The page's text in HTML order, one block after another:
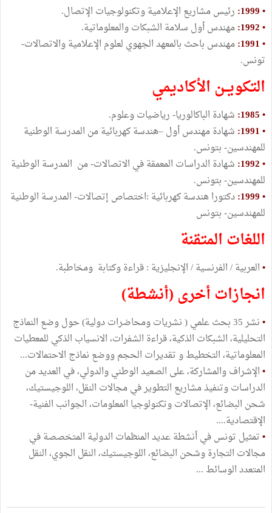
• 1999:
رئيس مشاريع الإعلامية وتكنولوجيات الإتصال.
• 1992:
مهندس أول سلامة الشبكات والمعلوماتية.
• 1991:
مهندس باحث بالمعهد الجهوي لعلوم الإعلامية والاتصالات-
تونس.
التكويــن الأكاديمي
• 1985:
شهادة الباكالوريا- رياضيات وعلوم.
• 1991:
شهادة مهندس أول –هندسة كهربائية من المدرسة الوطنية
للمهندسين- بتونس.
• 1992:
شهادة الدراسات المعمقة في الاتصالات- من المدرسة الوطنية
للمهندسين- بتونس.
• 1999:
دكتورا هندسة كهربائية :اختصاص إتصالات- المدرسة الوطنية
للمهندسين- بتونس
اللغات المتقنة
•العربية / الفرنسية / الإنجليزية : قراءة وكتابة ومخاطبة.
انجازات أخرى (أنشطة)
•
نشر 35 بحث علمي ( نشريات ومحاضرات دولية) حول وضع النماذج
التحليلية، الشبكات الذكية، قراءة الشفرات، الانسياب الذكي للمعطيات
المعلوماتية، التخطيط و تقديرات الحجم ووضع نماذج الاحتمالات...
•الإشراف والمشاركة، على الصعيد الوطني والدولي، في العديد من
الدراسات وتنفيذ مشاريع التطوير في مجالات النقل، اللوجيستيك،
شحن البضائع، الإتصالات وتكنولوجيا المعلومات، الجوانب الفنية-
الإقتصادية....
•تمثيل تونس في أنشطة عديد المنظمات الدولية المتخصصة في
مجالات التجارة وشحن البضائع، اللوجيستيك، النقل الجوي، النقل
المتعدد الوسائط ...